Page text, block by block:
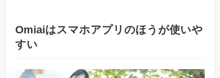
Omiaiはスマホアプリのほうが使いや
すい